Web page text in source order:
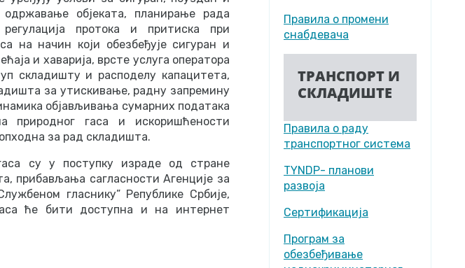
објеката, планирање рада
протока и притиска при
на начин који обезбеђује сигуран и
и хаварија, врсте услуга оператора
складишту и расподелу капацитета,
за утискивање, радну запремину
објављивања сумарних података
природног гаса и искоришћености
за рад складишта.
су у поступку израде од стране
прибављања сагласности Агенције за
гласнику” Републике Србије,
ће бити доступна и на интернет
Правила о промени
снабдевача
ТРАНСПОРТ И
СКЛАДИШТЕ
Правила о раду
транспортног система
TYNDP- планови
развоја
Сертификација
Програм за
обезбеђивање